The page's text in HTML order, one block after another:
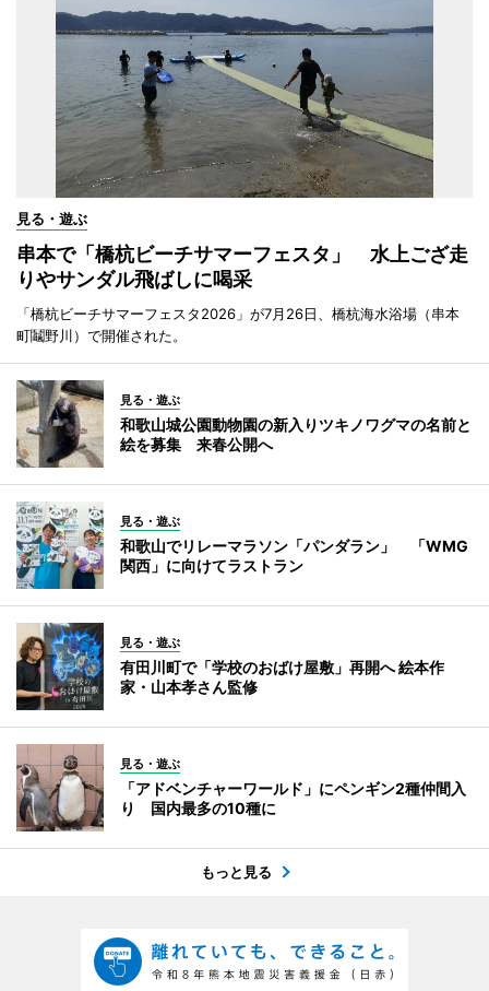
見る・遊ぶ
串本で「橋杭ビーチサマーフェスタ」 水上ござ走
りやサンダル飛ばしに喝采
「橋杭ビーチサマーフェスタ2026」が7月26日、橋杭海水浴場（串本
町鬮野川）で開催された。
見る・遊ぶ
和歌山城公園動物園の新入りツキノワグマの名前と
絵を募集 来春公開へ
見る・遊ぶ
和歌山でリレーマラソン「パンダラン」 「WMG
関西」に向けてラストラン
見る・遊ぶ
有田川町で「学校のおばけ屋敷」再開へ 絵本作
家・山本孝さん監修
見る・遊ぶ
「アドベンチャーワールド」にペンギン2種仲間入
り 国内最多の10種に
もっと見る